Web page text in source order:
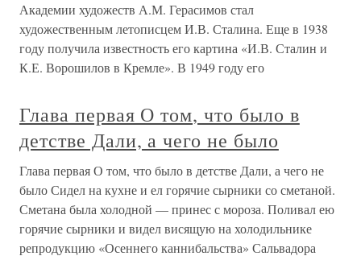
Академии художеств А.М. Герасимов стал
художественным летописцем И.В. Сталина. Еще в 1938
году получила известность его картина «И.В. Сталин и
К.Е. Ворошилов в Кремле». В 1949 году его
Глава первая О том, что было в
детстве Дали, а чего не было
Глава первая О том, что было в детстве Дали, а чего не
было Сидел на кухне и ел горячие сырники со сметаной.
Сметана была холодной — принес с мороза. Поливал ею
горячие сырники и видел висящую на холодильнике
репродукцию «Осеннего каннибальства» Сальвадора